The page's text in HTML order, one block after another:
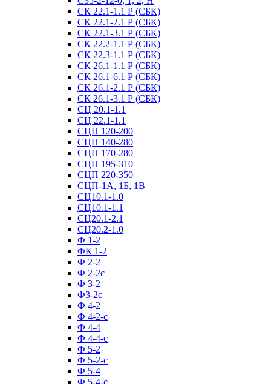
СК 22.1-1.1 Р (СБК)
СК 22.1-2.1 Р (СБК)
СК 22.1-3.1 Р (СБК)
СК 22.2-1.1 Р (СБК)
СК 22.3-1.1 Р (СБК)
СК 26.1-1.1 Р (СБК)
СК 26.1-6.1 Р (СБК)
СК 26.1-2.1 Р (СБК)
СК 26.1-3.1 Р (СБК)
СЦ 20.1-1.1
СЦ 22.1-1.1
СЦП 120-200
СЦП 140-280
СЦП 170-280
СЦП 195-310
СЦП 220-350
СЦП-1А, 1Б, 1В
СЦ10.1-1.0
СЦ10.1-1.1
СЦ20.1-2.1
СЦ20.2-1.0
Ф 1-2
ФК 1-2
Ф 2-2
Ф 2-2с
Ф 3-2
Ф3-2с
Ф 4-2
Ф 4-2-с
Ф 4-4
Ф 4-4-с
Ф 5-2
Ф 5-2-с
Ф 5-4
Ф 5-4-с